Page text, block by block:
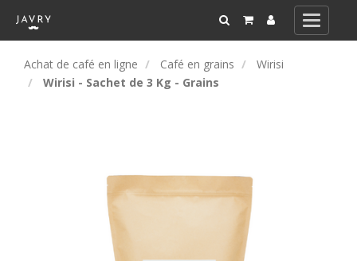
Toggle
Achat de café en ligne
Café en grains
Wirisi
Wirisi - Sachet de 3 Kg - Grains